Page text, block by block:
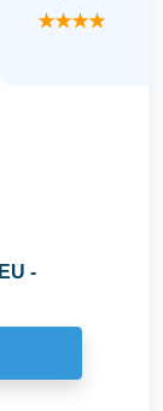
★★★★
-